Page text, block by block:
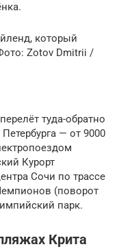
который
Zotov Dmitrii /
туда-обратно
— от 9000
Курорт
Сочи по трассе
(поворот
парк.
Крита